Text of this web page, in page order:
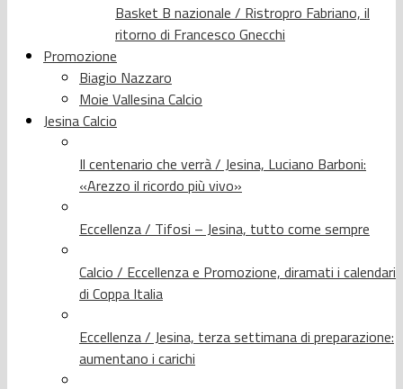
Basket B nazionale / Ristropro Fabriano, il
ritorno di Francesco Gnecchi
Promozione
Biagio Nazzaro
Moie Vallesina Calcio
Jesina Calcio
Il centenario che verrà / Jesina, Luciano Barboni:
«Arezzo il ricordo più vivo»
Eccellenza / Tifosi – Jesina, tutto come sempre
Calcio / Eccellenza e Promozione, diramati i calendari
di Coppa Italia
Eccellenza / Jesina, terza settimana di preparazione:
aumentano i carichi